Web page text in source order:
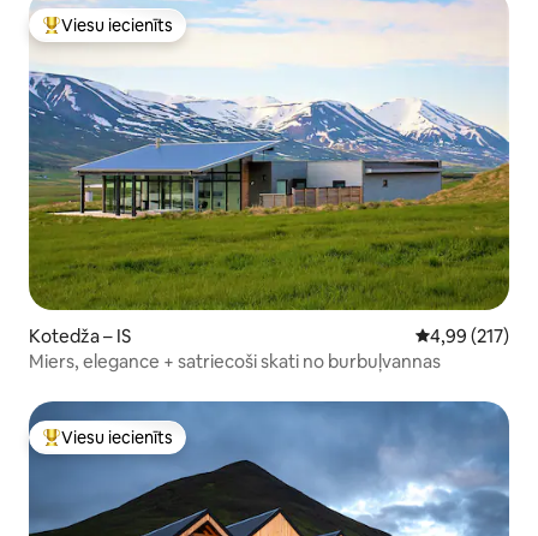
Populārs viesu iecienīts mājoklis
Viesu iecienīts
Kotedža – IS Vidējais
4,99 (217)
Miers, elegance + satriecoši skati no burbuļvannas
Populārs viesu iecienīts mājoklis
Viesu iecienīts